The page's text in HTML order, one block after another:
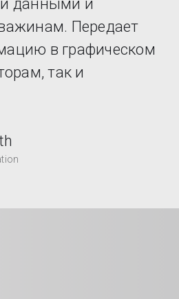
данными и
Передает
в графическом
так и